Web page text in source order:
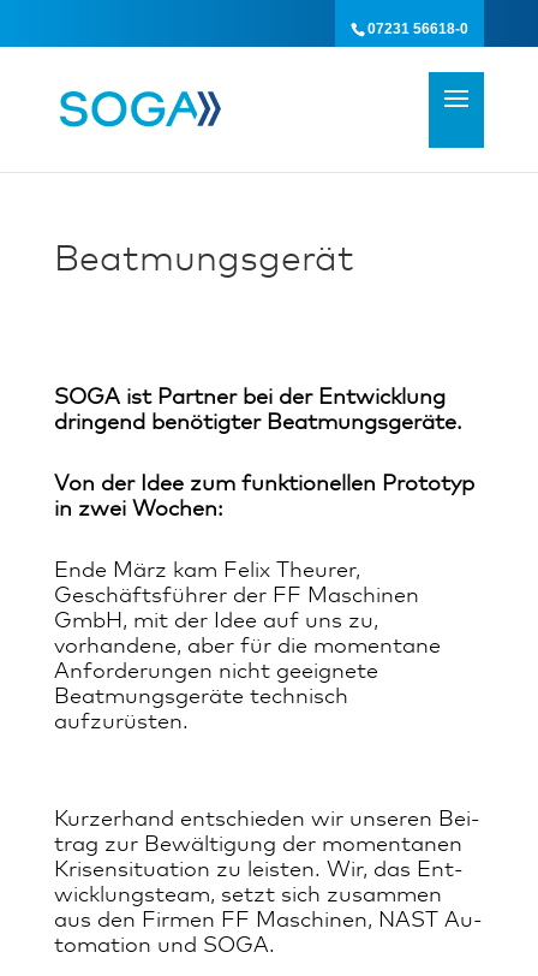
07231 56618-0
Beatmungsgerät
SOGA ist Partner bei der Entwicklung
dringend benötigter Beatmungsgeräte.
Von der Idee zum funktionellen Prototyp
in zwei Wochen:
Ende März kam Felix Theurer,
Geschäftsführer der FF Maschinen
GmbH, mit der Idee auf uns zu,
vorhandene, aber für die momentane
Anforderungen nicht geeignete
Beatmungsgeräte technisch
aufzurüsten.
Kur­zer­hand ent­schie­den wir un­se­ren Bei­
trag zur Be­wäl­ti­gung der mo­men­ta­nen
Kri­sen­si­tua­ti­on zu leis­ten. Wir, das Ent­
wick­lungs­team, setzt sich zu­sam­men
aus den Fir­men FF Ma­schi­nen, NAST Au­
to­ma­ti­on und SOGA.